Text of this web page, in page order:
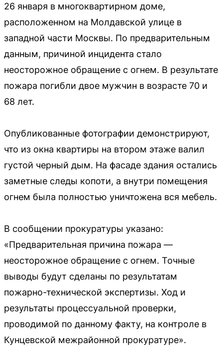
26 января в многоквартирном доме,
расположенном на Молдавской улице в
западной части Москвы. По предварительным
данным, причиной инцидента стало
неосторожное обращение с огнем. В результате
пожара погибли двое мужчин в возрасте 70 и
68 лет.
Опубликованные фотографии демонстрируют,
что из окна квартиры на втором этаже валил
густой черный дым. На фасаде здания остались
заметные следы копоти, а внутри помещения
огнем была полностью уничтожена вся мебель.
В сообщении прокуратуры указано:
«Предварительная причина пожара —
неосторожное обращение с огнем. Точные
выводы будут сделаны по результатам
пожарно-технической экспертизы. Ход и
результаты процессуальной проверки,
проводимой по данному факту, на контроле в
Кунцевской межрайонной прокуратуре».